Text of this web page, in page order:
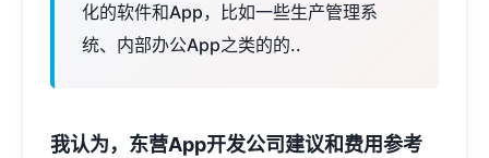
化的软件和App，比如一些生产管理系
统、内部办公App之类的的..
我认为，东营App开发公司建议和费用参考